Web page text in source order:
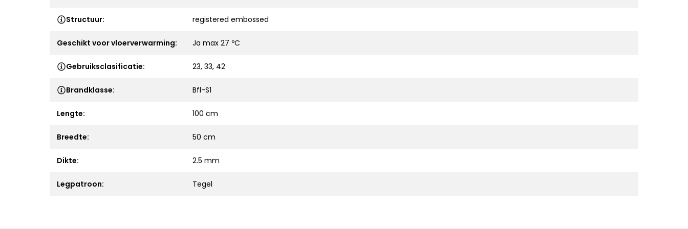
Structuur: registered embossed
Geschikt voor vloerverwarming: Ja max 27 ºC
Gebruiksclasificatie: 23, 33, 42
Brandklasse: Bfl-S1
Lengte: 100 cm
Breedte: 50 cm
Dikte: 2.5 mm
Legpatroon: Tegel